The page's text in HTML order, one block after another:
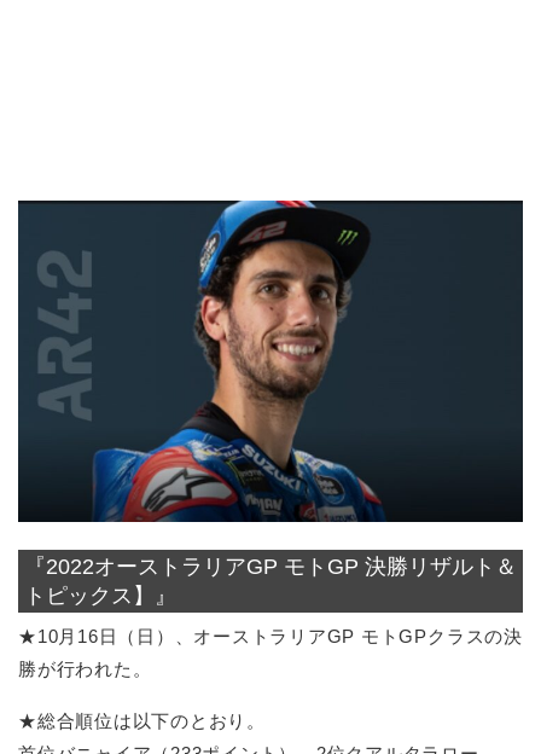
『2022オーストラリアGP モトGP 決勝リザルト＆
トピックス】』
★10月16日（日）、オーストラリアGP モトGPクラスの決
勝が行われた。
★総合順位は以下のとおり。